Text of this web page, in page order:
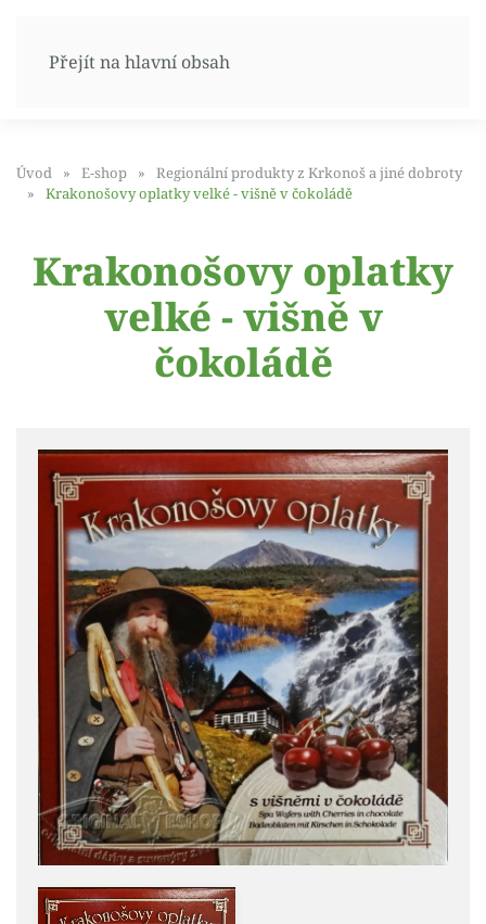
Přejít na hlavní obsah
Úvod E-shop
Regionální produkty z Krkonoš a jiné dobroty
Krakonošovy oplatky velké - višně v čokoládě
Krakonošovy oplatky
velké - višně v
čokoládě